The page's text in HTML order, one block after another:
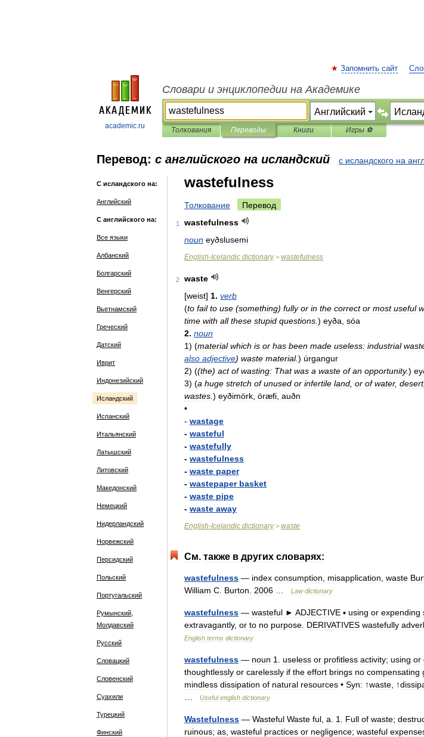
academic.ru
Запомнить сайт
Словари и энциклопедии на Академике
Толкования Переводы Книги Игры ⚽
Перевод: с английского на исландский с исландского на
С исландского на:
Английский
С английского на:
Все языки
Албанский
Болгарский
Венгерский
Вьетнамский
Греческий
Датский
Иврит
Индонезийский
Исландский
Испанский
Итальянский
Латышский
Литовский
Македонский
Немецкий
Нидерландский
Норвежский
Персидский
Польский
Португальский
Румынский,
Молдавский
Русский
Словацкий
Словенский
Суахили
Турецкий
Финский
wastefulness
Толкование Перевод
1
wastefulness
noun eyðslusemi
English-Icelandic dictionary> wastefulness
2
waste
[weist] 1. verb
(to fail to use (something) fully or in the correct or most useful
time with all these stupid questions ) eyða sóa
2. noun
1) (material which is or has been made useless: industrial
also adjective) waste material.) úrgangur
2) ((the) act of wasting: That was a waste of an opportunity.)
3) (a huge stretch of unused or infertile land or of water, desert,
wastes ) eyðimörk öræfi auðn
•
- wastage
- wasteful
- wastefully
- wastefulness
- waste paper
- wastepaper basket
- waste pipe
- waste away
English-Icelandic dictionary> waste
См. также в других словарях:
wastefulness — index consumption misapplication waste
William C Burton 2006 Law dictionary
wastefulness — wasteful ► ADJECTIVE ▪ using or expending
extravagantly, or to no purpose DERIVATIVES wastefully
English terms dictionary
wastefulness — noun 1 useless or profitless activity; using or
thoughtlessly or carelessly if the effort brings no compensating
mindless dissipation of natural resources • Syn: ↑waste , ↑
Useful english dictionary
Wastefulness — Wasteful Waste ful a 1 Full of waste;
ruinous; as wasteful practices or negligence; wasteful